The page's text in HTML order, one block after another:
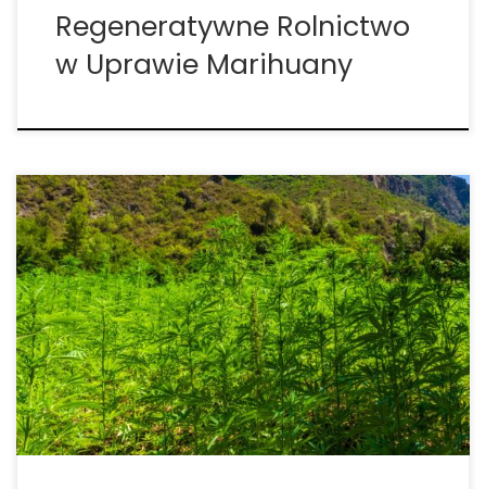
Regeneratywne Rolnictwo
w Uprawie Marihuany
Najbardziej plenne odmiany marihuany –
kompleksowy przewodnik dla wymagających
hodowców W świecie uprawy konopi nie każdy
hodowca szuka tych samych cech. Dla jednych
kluczowy będzie aromat lub profil terpenowy, dla
innych krótki czas kwitnienia czy odporność na
choroby. Ale jest […]